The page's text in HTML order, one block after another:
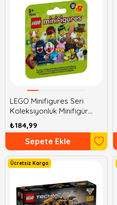
LEGO Minifigures Seri
Koleksiyonluk Minifigür
Yapım Seti
₺184,99
Sepete Ekle
Ücretsiz Kargo